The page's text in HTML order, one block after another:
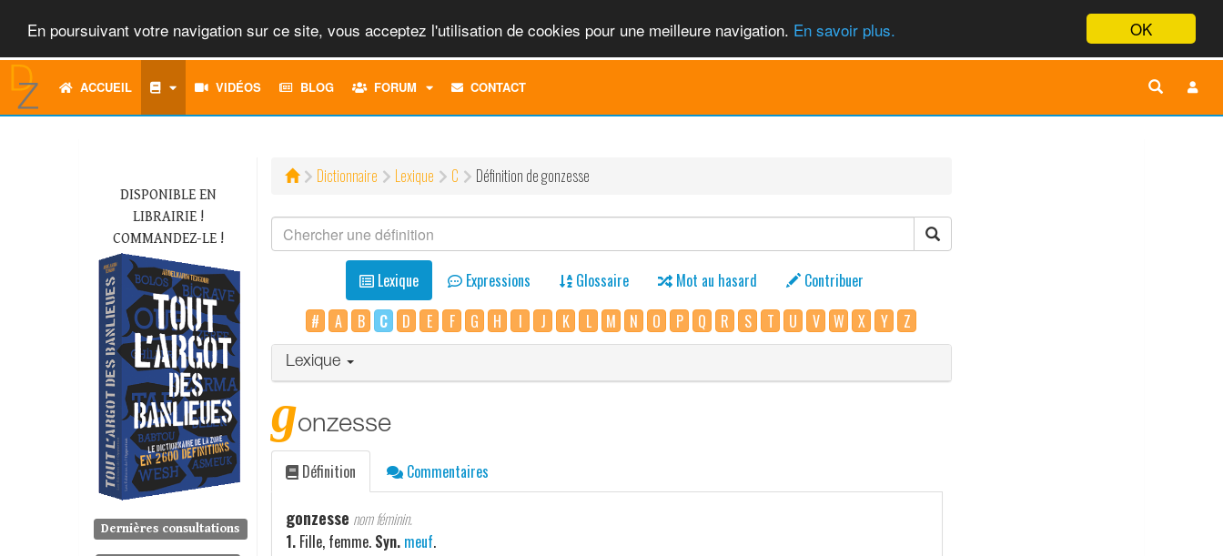
OK
En poursuivant votre navigation sur ce site, vous acceptez l'utilisation de cookies pour une meilleure navigation. En savoir plus.
ACCUEIL VIDÉOS BLOG FORUM
TOGGLECONTACT
DISPONIBLE EN
LIBRAIRIE !
COMMANDEZ-LE !
Dernières consultations
Dictionnaire Lexique C Définition de gonzesse
Lexique Expressions Glossaire Mot au hasard
Contribuer
#
A B C D E F G H I J K L M N O P Q R S T U V W X Y Z
Lexique
gonzesse
Définition Commentaires
gonzesse nom féminin.
1. Fille, femme. Syn. meuf.